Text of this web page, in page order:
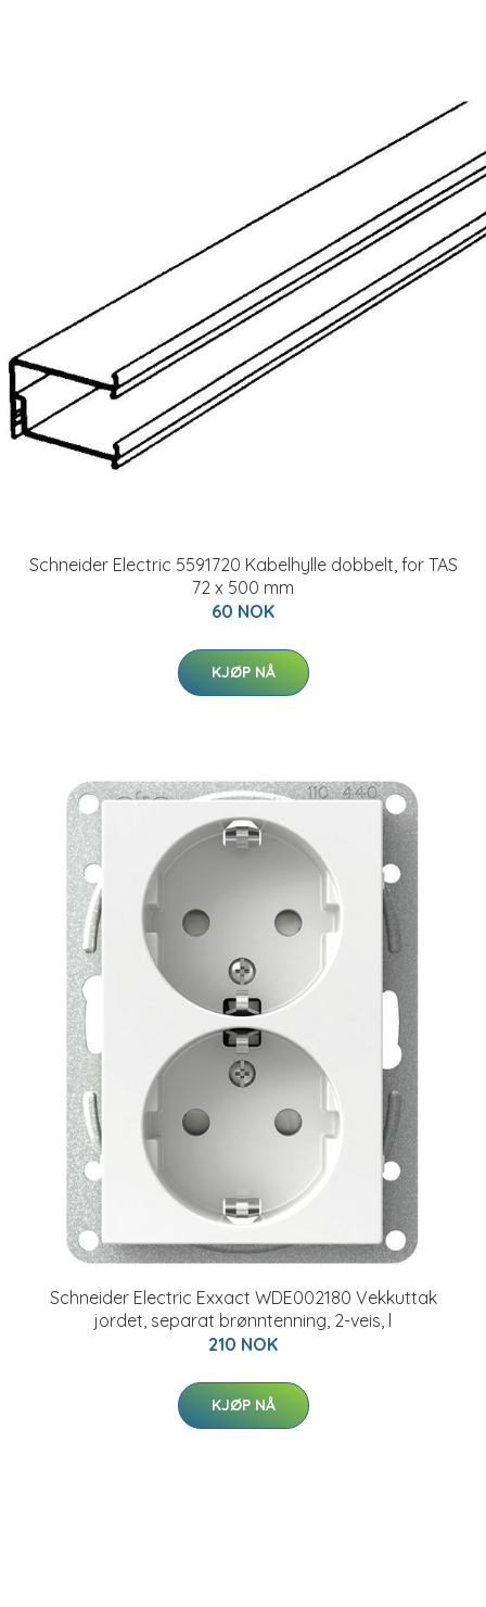
Schneider Electric 5591720 Kabelhylle dobbelt, for TAS
72 x 500 mm
60 NOK
KJØP NÅ
Schneider Electric Exxact WDE002180 Vekkuttak
jordet, separat brønntenning, 2-veis, l
210 NOK
KJØP NÅ